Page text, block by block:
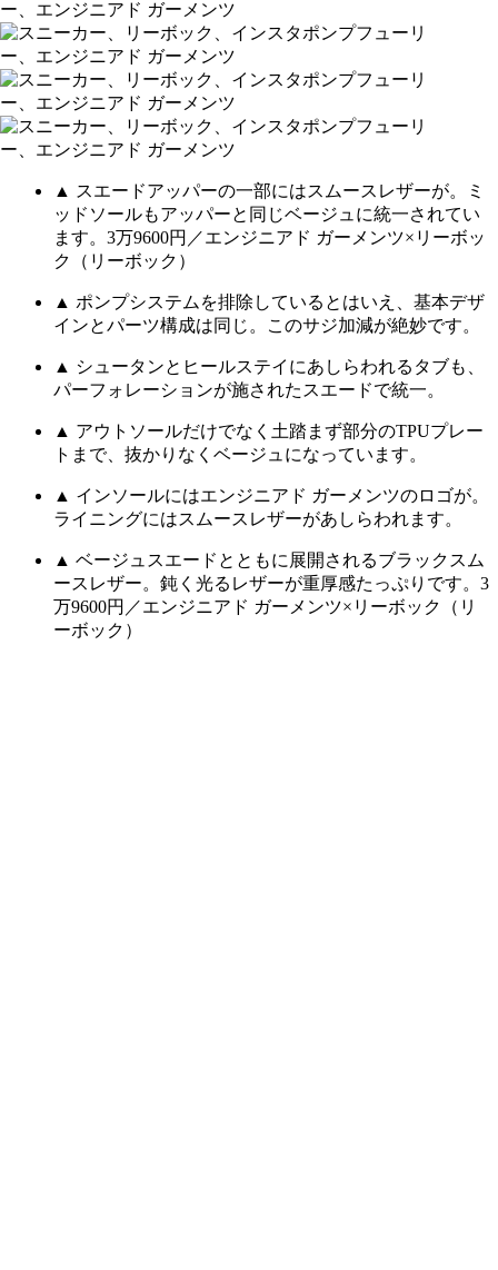
▲ スエードアッパーの一部にはスムースレザーが。ミ
ッドソールもアッパーと同じベージュに統一されてい
ます。3万9600円／エンジニアド ガーメンツ×リーボッ
ク（リーボック）
▲ ポンプシステムを排除しているとはいえ、基本デザ
インとパーツ構成は同じ。このサジ加減が絶妙です。
▲ シュータンとヒールステイにあしらわれるタブも、
パーフォレーションが施されたスエードで統一。
▲ アウトソールだけでなく土踏まず部分のTPUプレー
トまで、抜かりなくベージュになっています。
▲ インソールにはエンジニアド ガーメンツのロゴが。
ライニングにはスムースレザーがあしらわれます。
▲ ベージュスエードとともに展開されるブラックスム
ースレザー。鈍く光るレザーが重厚感たっぷりです。3
万9600円／エンジニアド ガーメンツ×リーボック（リ
ーボック）